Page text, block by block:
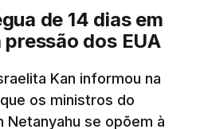
de 14 dias em
dos EUA
Kan informou na
os ministros do
Netanyahu se opõem à